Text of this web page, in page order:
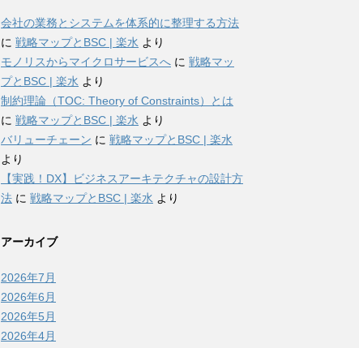
会社の業務とシステムを体系的に整理する方法
に 戦略マップとBSC | 楽水 より
モノリスからマイクロサービスへ に 戦略マッ
プとBSC | 楽水 より
制約理論（TOC: Theory of Constraints）とは
に 戦略マップとBSC | 楽水 より
バリューチェーン に 戦略マップとBSC | 楽水
より
【実践！DX】ビジネスアーキテクチャの設計方
法 に 戦略マップとBSC | 楽水 より
アーカイブ
2026年7月
2026年6月
2026年5月
2026年4月